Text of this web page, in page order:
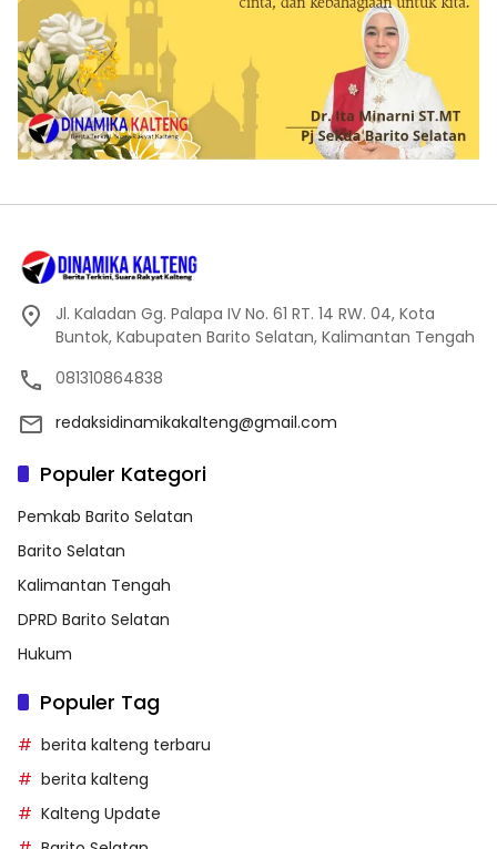
Jl. Kaladan Gg. Palapa IV No. 61 RT. 14 RW. 04, Kota
Buntok, Kabupaten Barito Selatan, Kalimantan Tengah
081310864838
redaksidinamikakalteng@gmail.com
Populer Kategori
Pemkab Barito Selatan
Barito Selatan
Kalimantan Tengah
DPRD Barito Selatan
Hukum
Populer Tag
berita kalteng terbaru
berita kalteng
Kalteng Update